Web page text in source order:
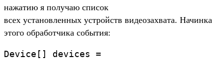
нажатию я получаю список
всех установленных устройств видеозахвата. Начинка
этого обработчика события:
Device[] devices =